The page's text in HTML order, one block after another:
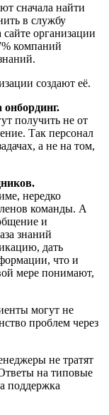
сначала найти
в службу
организации
компаний
создают её.
получить не от
Так персонал
а не на том,
нередко
команды. А
и
знаний
дать
что и
мере понимают,
могут не
проблем через
не тратят
на типовые
поддержка